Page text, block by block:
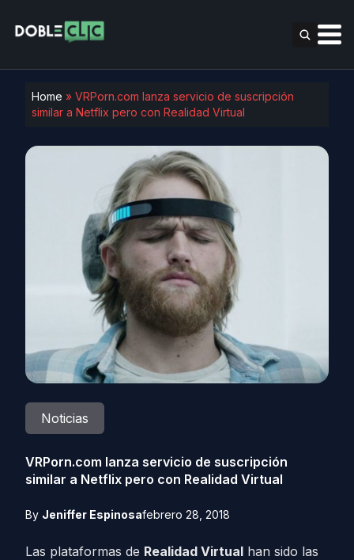
Home » VRPorn.com lanza servicio de suscripción
similar a Netflix pero con Realidad Virtual
Noticias
VRPorn.com lanza servicio de suscripción
similar a Netflix pero con Realidad Virtual
By Jeniffer Espinosafebrero 28, 2018
Las plataformas de Realidad Virtual han sido las